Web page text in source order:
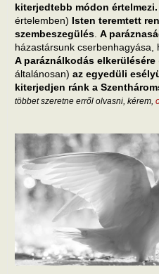
kiterjedtebb módon értelmezi.
értelemben) Isten teremtett
szembeszegülés A
házastársunk cserbenhagyása,
A paráználkodás elkerülésére
általánosan) az egyedüli
kiterjedjen ránk a
többet szeretne erről olvasni, kérem,